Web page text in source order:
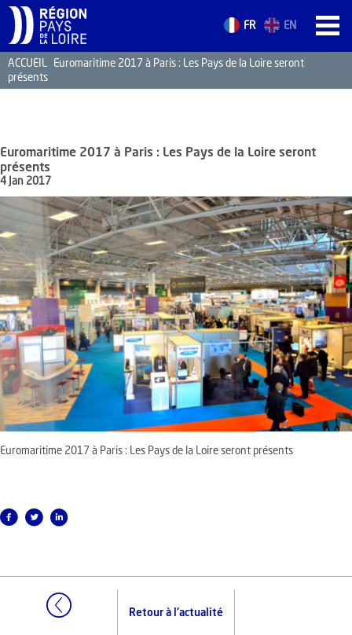
FR EN
ACCUEIL
CONTACT
FORMATION
EMPLOI
ACCUEIL
Euromaritime 2017 à Paris : Les Pays de la Loire seront
présents
Euromaritime 2017 à Paris : Les Pays de la Loire seront
présents
4 Jan 2017
Euromaritime 2017 à Paris : Les Pays de la Loire seront présents
Retour à l'actualité